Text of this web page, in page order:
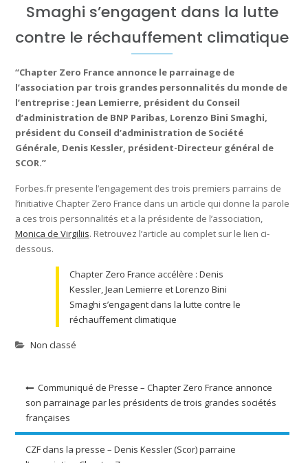
Smaghi s’engagent dans la lutte
contre le réchauffement climatique
“Chapter Zero France annonce le parrainage de
l’association par trois grandes personnalités du monde de
l’entreprise : Jean Lemierre, président du Conseil
d’administration de BNP Paribas, Lorenzo Bini Smaghi,
président du Conseil d’administration de Société
Générale, Denis Kessler, président-Directeur général de
SCOR.”
Forbes.fr presente l’engagement des trois premiers parrains de
l’initiative Chapter Zero France dans un article qui donne la parole
a ces trois personnalités et a la présidente de l’association,
Monica de Virgiliis. Retrouvez l’article au complet sur le lien ci-
dessous.
Chapter Zero France accélère : Denis
Kessler, Jean Lemierre et Lorenzo Bini
Smaghi s’engagent dans la lutte contre le
réchauffement climatique
Non classé
Navigation
de
l’article
Communiqué de Presse – Chapter Zero France annonce
son parrainage par les présidents de trois grandes sociétés
françaises
CZF dans la presse – Denis Kessler (Scor) parraine